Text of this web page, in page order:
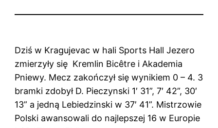
Dziś w Kragujevac w hali Sports Hall Jezero
zmierzyły się Kremlin Bicêtre i Akademia
Pniewy. Mecz zakończył się wynikiem 0 – 4. 3
bramki zdobył D. Pieczynski 1′ 31”, 7′ 42”, 30′
13” a jedną Lebiedzinski w 37′ 41”. Mistrzowie
Polski awansowali do najlepszej 16 w Europie